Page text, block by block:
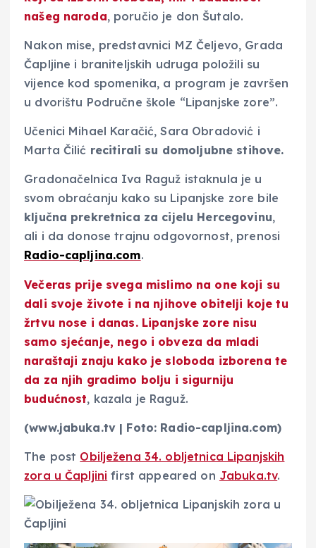
našeg naroda, poručio je don Šutalo.
Nakon mise, predstavnici MZ Čeljevo, Grada
Čapljine i braniteljskih udruga položili su
vijence kod spomenika, a program je završen
u dvorištu Područne škole “Lipanjske zore”.
Učenici Mihael Karačić, Sara Obradović i
Marta Čilić recitirali su domoljubne stihove.
Gradonačelnica Iva Raguž istaknula je u
svom obraćanju kako su Lipanjske zore bile
ključna prekretnica za cijelu Hercegovinu,
ali i da donose trajnu odgovornost, prenosi
Radio-capljina.com.
Večeras prije svega mislimo na one koji su
dali svoje živote i na njihove obitelji koje tu
žrtvu nose i danas. Lipanjske zore nisu
samo sjećanje, nego i obveza da mladi
naraštaji znaju kako je sloboda izborena te
da za njih gradimo bolju i sigurniju
budućnost, kazala je Raguž.
(www.jabuka.tv | Foto: Radio-capljina.com)
The post Obilježena 34. obljetnica Lipanjskih
zora u Čapljini first appeared on Jabuka.tv.